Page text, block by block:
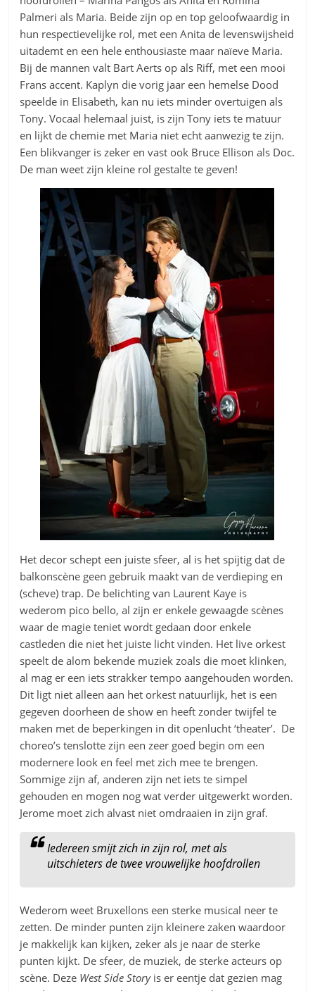
Palmeri als Maria. Beide zijn op en top geloofwaardig in
hun respectievelijke rol, met een Anita de levenswijsheid
uitademt en een hele enthousiaste maar naïeve Maria.
Bij de mannen valt Bart Aerts op als Riff, met een mooi
Frans accent. Kaplyn die vorig jaar een hemelse Dood
speelde in Elisabeth, kan nu iets minder overtuigen als
Tony. Vocaal helemaal juist, is zijn Tony iets te matuur
en lijkt de chemie met Maria niet echt aanwezig te zijn.
Een blikvanger is zeker en vast ook Bruce Ellison als Doc.
De man weet zijn kleine rol gestalte te geven!
Het decor schept een juiste sfeer, al is het spijtig dat de
balkonscène geen gebruik maakt van de verdieping en
(scheve) trap. De belichting van Laurent Kaye is
wederom pico bello, al zijn er enkele gewaagde scènes
waar de magie teniet wordt gedaan door enkele
castleden die niet het juiste licht vinden. Het live orkest
speelt de alom bekende muziek zoals die moet klinken,
al mag er een iets strakker tempo aangehouden worden.
Dit ligt niet alleen aan het orkest natuurlijk, het is een
gegeven doorheen de show en heeft zonder twijfel te
maken met de beperkingen in dit openlucht ‘theater’. De
choreo’s tenslotte zijn een zeer goed begin om een
modernere look en feel met zich mee te brengen.
Sommige zijn af, anderen zijn net iets te simpel
gehouden en mogen nog wat verder uitgewerkt worden.
Jerome moet zich alvast niet omdraaien in zijn graf.
Iedereen smijt zich in zijn rol, met als
uitschieters de twee vrouwelijke hoofdrollen
Wederom weet Bruxellons een sterke musical neer te
zetten. De minder punten zijn kleinere zaken waardoor
je makkelijk kan kijken, zeker als je naar de sterke
punten kijkt. De sfeer, de muziek, de sterke acteurs op
scène. Deze West Side Storyis er eentje dat gezien mag